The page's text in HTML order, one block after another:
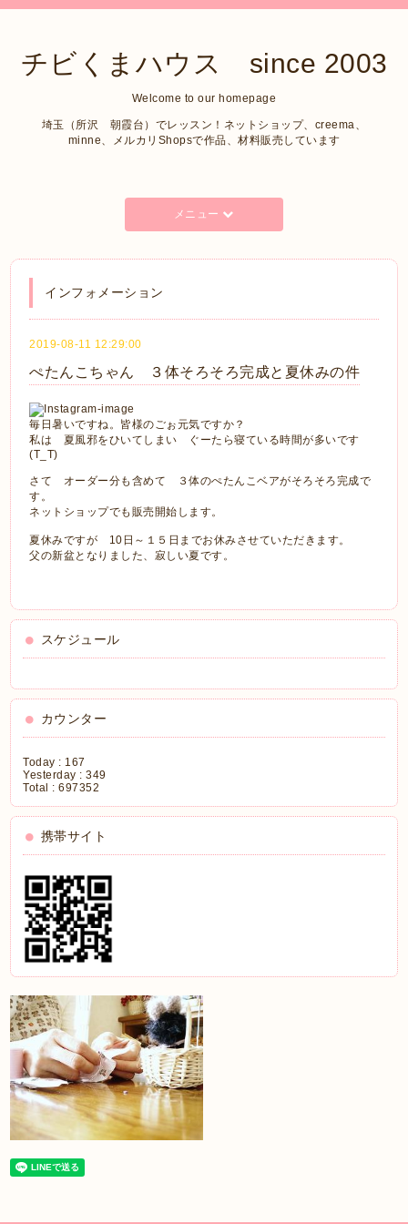
チビくまハウス since 2003
Welcome to our homepage
埼玉（所沢 朝霞台）でレッスン！ネットショップ、creema、
minne、メルカリShopsで作品、材料販売しています
メニュー
インフォメーション
2019-08-11 12:29:00
ぺたんこちゃん ３体そろそろ完成と夏休みの件
毎日暑いですね。皆様のごぉ元気ですか？
私は 夏風邪をひいてしまい ぐーたら寝ている時間が多いです
(T_T)
さて オーダー分も含めて ３体のぺたんこベアがそろそろ完成で
す。
ネットショップでも販売開始します。
夏休みですが 10日～１５日までお休みさせていただきます。
父の新盆となりました、寂しい夏です。
スケジュール
カウンター
Today : 167
Yesterday :349
Total :697352
携帯サイト